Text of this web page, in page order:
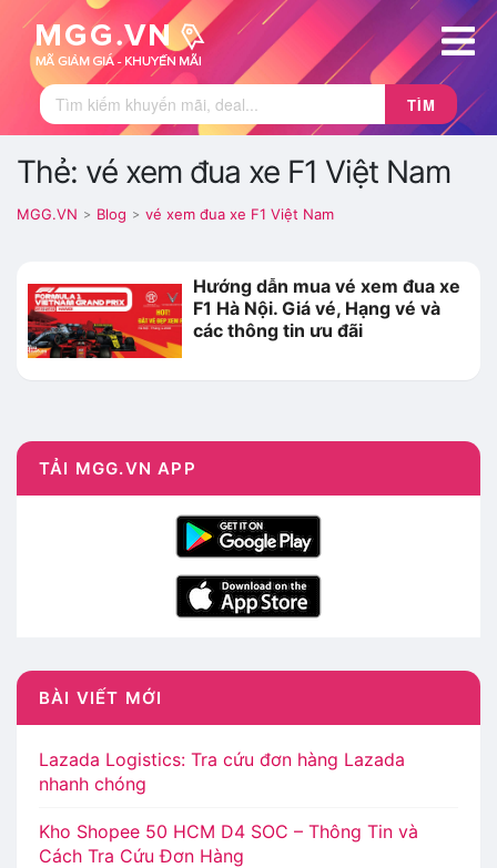
TÌM
Thẻ: vé xem đua xe F1 Việt Nam
MGG.VN > Blog > vé xem đua xe F1 Việt Nam
Hướng dẫn mua vé xem đua xe
F1 Hà Nội. Giá vé, Hạng vé và
các thông tin ưu đãi
TẢI MGG.VN APP
BÀI VIẾT MỚI
Lazada Logistics: Tra cứu đơn hàng Lazada
nhanh chóng
Kho Shopee 50 HCM D4 SOC – Thông Tin và
Cách Tra Cứu Đơn Hàng